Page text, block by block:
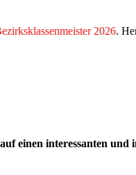
2026.
einen interessanten und